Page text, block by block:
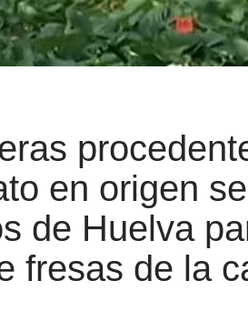
en origen se
de Huelva
fresas de la